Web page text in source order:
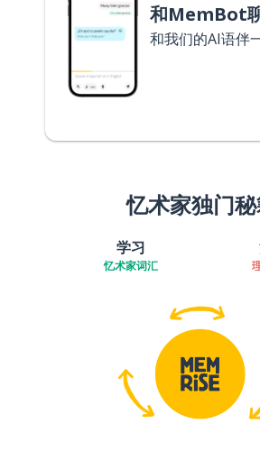
和MemBot
和我们的AI语伴
忆术家独门
学习
忆术家词汇